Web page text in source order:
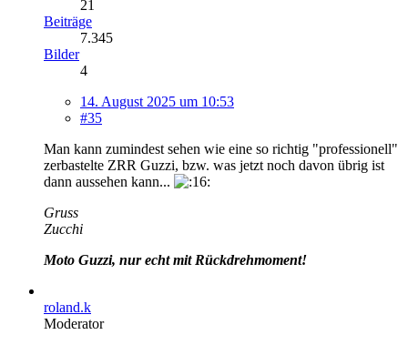
21
Beiträge
7.345
Bilder
4
14. August 2025 um 10:53
#35
Man kann zumindest sehen wie eine so richtig "professionell"
zerbastelte ZRR Guzzi, bzw. was jetzt noch davon übrig ist
dann aussehen kann...
Gruss
Zucchi
Moto Guzzi, nur echt mit Rückdrehmoment!
roland.k
Moderator